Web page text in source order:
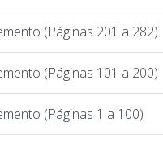
(Páginas 201 a 282)
(Páginas 101 a 200)
(Páginas 1 a 100)